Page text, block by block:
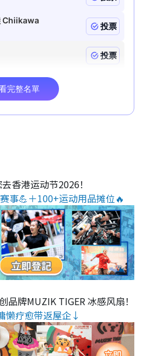
香港运动节2026！
事💪＋100+运动用品摊位🔥
品牌MUZIK TIGER 冰感风扇！
懒疗愈带返屋企↓